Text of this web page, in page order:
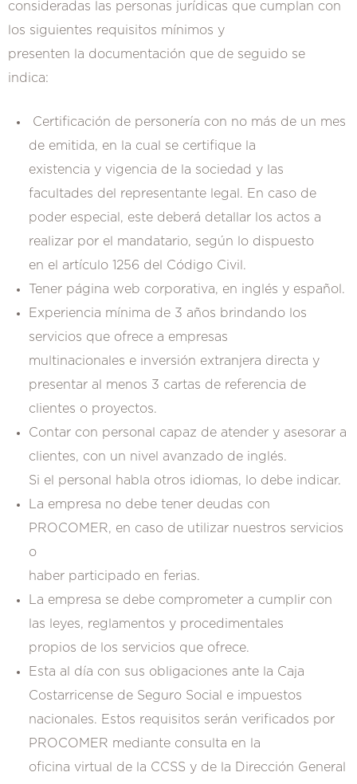
consideradas las personas jurídicas que cumplan con
los siguientes requisitos mínimos y
presenten la documentación que de seguido se
indica:
Certificación de personería con no más de un mes
de emitida, en la cual se certifique la
existencia y vigencia de la sociedad y las
facultades del representante legal. En caso de
poder especial, este deberá detallar los actos a
realizar por el mandatario, según lo dispuesto
en el artículo 1256 del Código Civil.
Tener página web corporativa, en inglés y español.
Experiencia mínima de 3 años brindando los
servicios que ofrece a empresas
multinacionales e inversión extranjera directa y
presentar al menos 3 cartas de referencia de
clientes o proyectos.
Contar con personal capaz de atender y asesorar a
clientes, con un nivel avanzado de inglés.
Si el personal habla otros idiomas, lo debe indicar.
La empresa no debe tener deudas con
PROCOMER, en caso de utilizar nuestros servicios
o
haber participado en ferias.
La empresa se debe comprometer a cumplir con
las leyes, reglamentos y procedimentales
propios de los servicios que ofrece.
Esta al día con sus obligaciones ante la Caja
Costarricense de Seguro Social e impuestos
nacionales. Estos requisitos serán verificados por
PROCOMER mediante consulta en la
oficina virtual de la CCSS y de la Dirección General